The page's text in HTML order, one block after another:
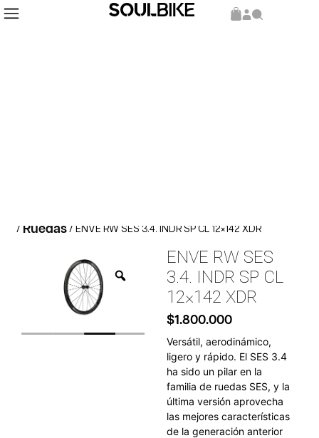
/ Ruedas / ENVE RW SES 3.4. INDR SP CL 12×142 XDR
ENVE RW SES
3.4. INDR SP CL
12×142 XDR
$1.800.000
Versátil, aerodinámico,
ligero y rápido. El SES 3.4
ha sido un pilar en la
familia de ruedas SES, y la
última versión aprovecha
las mejores características
de la generación anterior